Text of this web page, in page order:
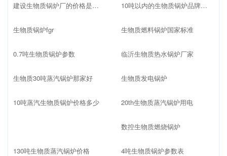
建设生物质锅炉厂的价格是多少
生物质锅炉fgr
0.7吨生物质锅炉参数
生物质30吨蒸汽锅炉那家好
10吨蒸汽生物质锅炉价格多少
10吨以内的生物质锅炉品牌十大排名
生物质燃料锅炉国家标准
临沂生物质热水锅炉厂家
生物质发电锅炉
20th生物质蒸汽锅炉用电
数控生物质燃烧锅炉
130吨生物质蒸汽锅炉价格 4吨生物质锅炉参数表